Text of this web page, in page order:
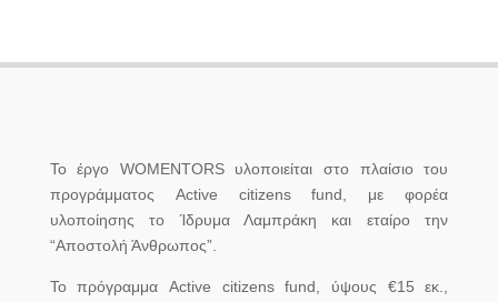
Το έργο WOMENTORS υλοποιείται στο πλαίσιο του
προγράμματος Active citizens fund, με φορέα
υλοποίησης το Ίδρυμα Λαμπράκη και εταίρο την
“Αποστολή Άνθρωπος”.
Το πρόγραμμα Active citizens fund, ύψους €15 εκ.,